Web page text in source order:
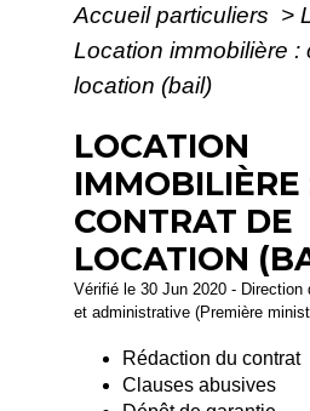
Accueil particuliers >
Location immobilière :
location (bail)
LOCATION
IMMOBILIÈRE
CONTRAT DE
LOCATION
Vérifié le 30 Jun 2020 - Direction
et administrative (Première
Rédaction du contrat
Clauses abusives